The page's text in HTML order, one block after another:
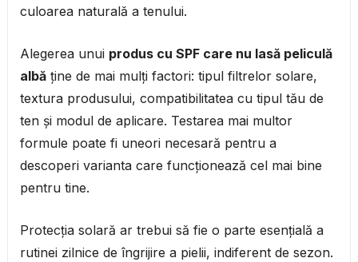
culoarea naturală a tenului.
Alegerea unui produs cu SPF care nu lasă peliculă
albăține de mai mulți factori: tipul filtrelor solare,
textura produsului, compatibilitatea cu tipul tău de
ten și modul de aplicare. Testarea mai multor
formule poate fi uneori necesară pentru a
descoperi varianta care funcționează cel mai bine
pentru tine.
Protecția solară ar trebui să fie o parte esențială a
rutinei zilnice de îngrijire a pielii, indiferent de sezon.